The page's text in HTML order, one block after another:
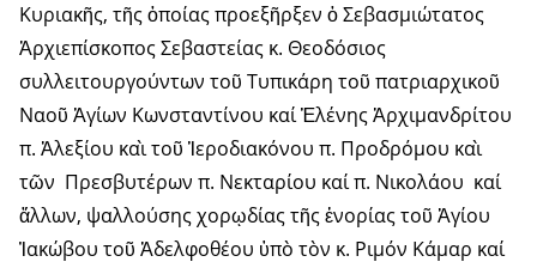
Κυριακῆς, τῆς ὁποίας προεξῆρξεν ὁ Σεβασμιώτατος
Ἀρχιεπίσκοπος Σεβαστείας κ. Θεοδόσιος
συλλειτουργούντων τοῦ Τυπικάρη τοῦ πατριαρχικοῦ
Ναοῦ Ἁγίων Κωνσταντίνου καί Ἑλένης Ἀρχιμανδρίτου
π. Ἀλεξίου καὶ τοῦ Ἱεροδιακόνου π. Προδρόμου καὶ
τῶν Πρεσβυτέρων π. Νεκταρίου καί π. Νικολάου καί
ἄλλων, ψαλλούσης χορῳδίας τῆς ἐνορίας τοῦ Ἁγίου
Ἰακώβου τοῦ Ἀδελφοθέου ὑπὸ τὸν κ. Ριμόν Κάμαρ καί